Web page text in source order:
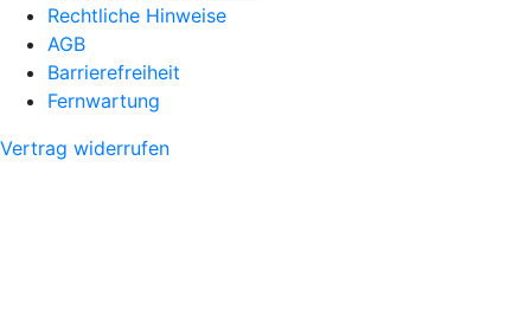
Rechtliche Hinweise
AGB
Barrierefreiheit
Fernwartung
Vertrag widerrufen